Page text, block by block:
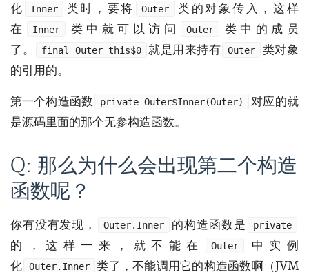
化
Inner 类时，要将 Outer
类的对象传入，这样
在
Inner 类中就可以访问 Outer
类中的成员
了。
final Outer this$0 就是用来持有 Outer
类对象
的引用的。
第一个构造函数 private Outer$Inner(Outer)
对应的就
是源码里面的那个无参构造函数。
Q: 那么为什么会出现第二个构造
函数呢？
你有没有发现， Outer.Inner 的构造函数是 private
的，这样一来，就不能在 Outer
中实例
化
Outer.Inner 类了，不能调用它的构造函数啊（JVM